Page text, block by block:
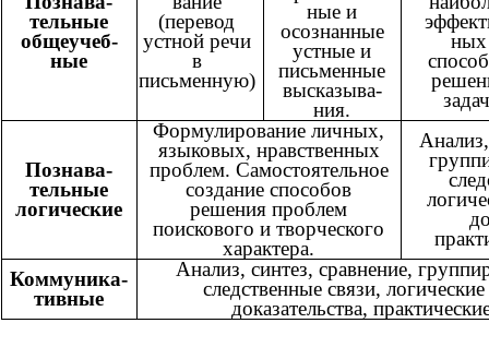
тельные
общеучеб-
ные
(перевод
устной речи
в
письменную)
ные и
осознанные
устные и
письменные
высказыва-
ния.
ных
Познава-
тельные
логические
Формулирование личных,
языковых, нравственных
проблем. Самостоятельное
создание способов
решения проблем
поискового и творческого
характера.
Коммуника-
тивные
Анализ, синтез, сравнение,
следственные связи,
доказательства,